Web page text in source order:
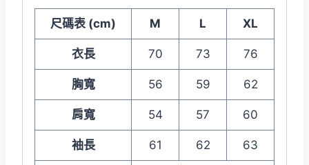
尺碼表 (cm) M L XL
衣長 70 73 76
胸寬 56 59 62
肩寬 54 57 60
袖長 61 62 63